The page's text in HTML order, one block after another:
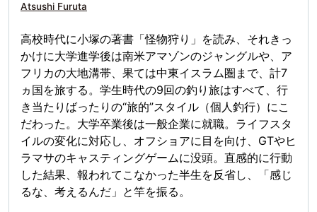
Atsushi Furuta
高校時代に小塚の著書「怪物狩り」を読み、それきっ
かけに大学進学後は南米アマゾンのジャングルや、ア
フリカの大地溝帯、果ては中東イスラム圏まで、計7
ヵ国を旅する。学生時代の9回の釣り旅はすべて、行
き当たりばったりの“旅的”スタイル（個人釣行）にこ
だわった。大学卒業後は一般企業に就職。ライフスタ
イルの変化に対応し、オフショアに目を向け、GTやヒ
ラマサのキャスティングゲームに没頭。直感的に行動
した結果、報われてこなかった半生を反省し、「感じ
るな、考えるんだ」と竿を振る。